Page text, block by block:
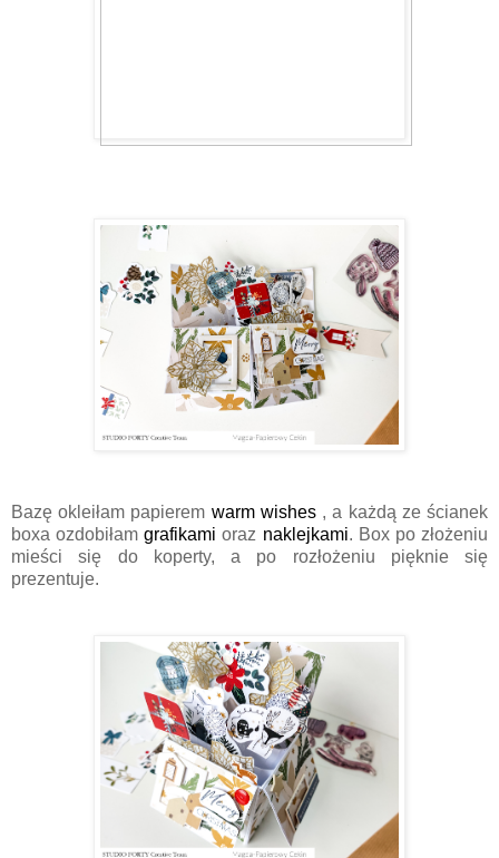
Bazę okleiłam papierem warm wishes, a każdą ze ścianek
boxa ozdobiłamgrafikami oraz naklejkami. Box po złożeniu
mieści się do koperty, a po rozłożeniu pięknie się
prezentuje.